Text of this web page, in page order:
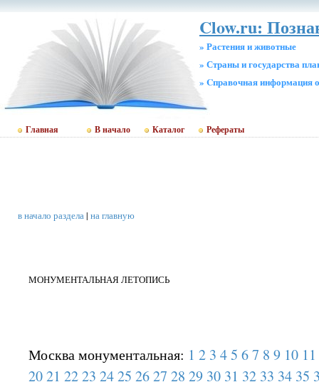
Clow.ru:
» Растения и животные
» Страны и государства
» Cправочная информация
Главная В начало Каталог Рефераты
в начало раздела| на главную
МОНУМЕНТАЛЬНАЯ ЛЕТОПИСЬ
Москва монументальная: 1 2 3 4 5 6 7 8 9 10 11
20 21 22 23 24 25 26 27 28 29 30 31 32 33 34 35